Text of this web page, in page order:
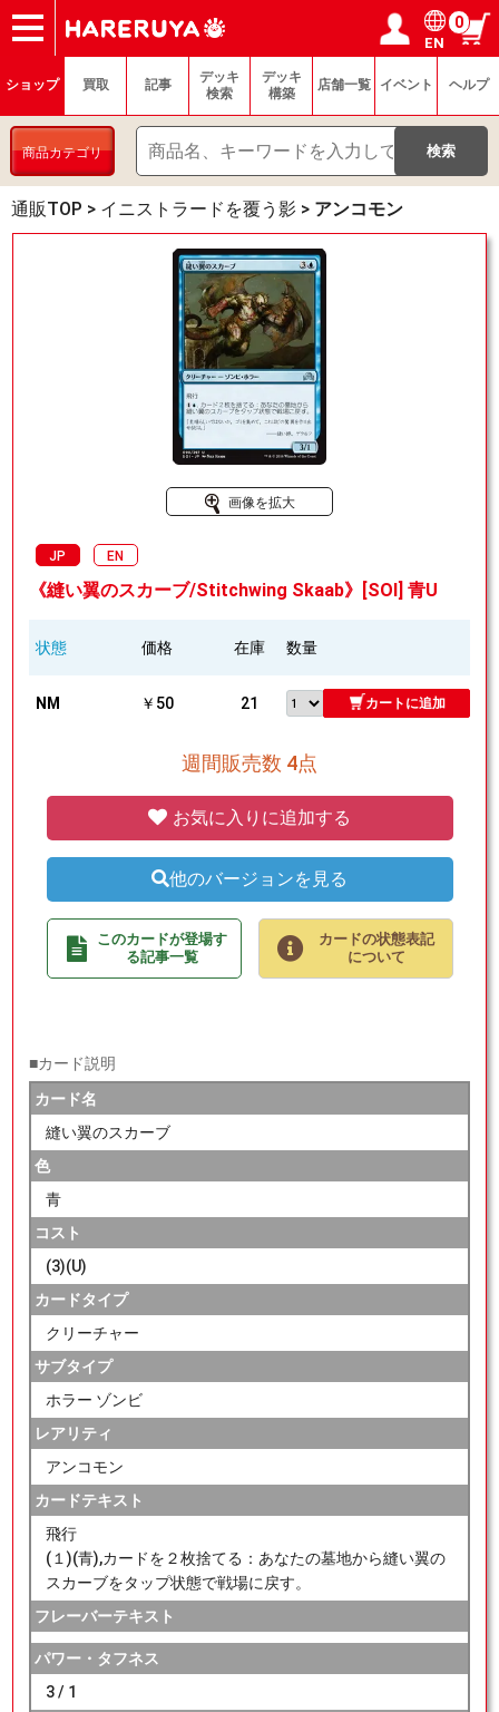
ショップ
買取
記事
デッキ検索
デッキ構築
選手一覧
店舗一覧
イベント
ヘルプ
お問い合わせ ログイン／会員登録
マイページ
EN
0
ショップ 買取 記事
デッキ
検索
デッキ
構築
店舗一覧 イベント ヘルプ
商品カテゴリ
通販TOP > イニストラードを覆う影 > アンコモン
画像を拡大
JP EN
《縫い翼のスカーブ/Stitchwing Skaab》[SOI] 青U
状態 価格 在庫 数量
NM ￥50 21 カートに追加
週間販売数 4点
お気に入りに追加する
他のバージョンを見る
このカードが登場す
る記事一覧
カードの状態表記
について
■カード説明
カード名
縫い翼のスカーブ
色
青
コスト
(3)(U)
カードタイプ
クリーチャー
サブタイプ
ホラー ゾンビ
レアリティ
アンコモン
カードテキスト
飛行
(１)(青),カードを２枚捨てる：あなたの墓地から縫い翼の
スカーブをタップ状態で戦場に戻す。
フレーバーテキスト
パワー・タフネス
3 / 1